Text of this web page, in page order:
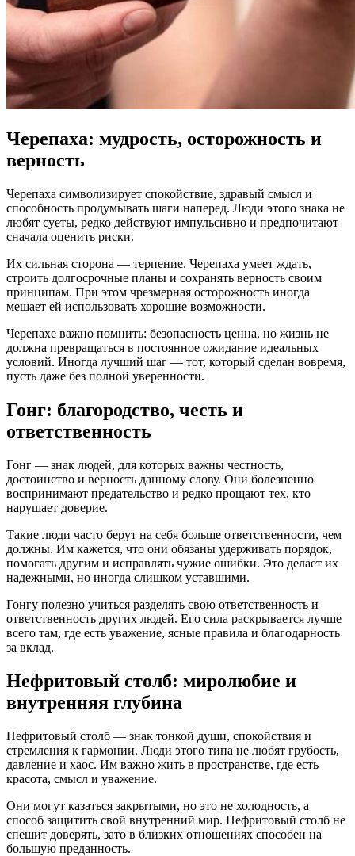
Черепаха: мудрость, осторожность и
верность
Черепаха символизирует спокойствие, здравый смысл и
способность продумывать шаги наперед. Люди этого знака не
любят суеты, редко действуют импульсивно и предпочитают
сначала оценить риски.
Их сильная сторона — терпение. Черепаха умеет ждать,
строить долгосрочные планы и сохранять верность своим
принципам. При этом чрезмерная осторожность иногда
мешает ей использовать хорошие возможности.
Черепахе важно помнить: безопасность ценна, но жизнь не
должна превращаться в постоянное ожидание идеальных
условий. Иногда лучший шаг — тот, который сделан вовремя,
пусть даже без полной уверенности.
Гонг: благородство, честь и
ответственность
Гонг — знак людей, для которых важны честность,
достоинство и верность данному слову. Они болезненно
воспринимают предательство и редко прощают тех, кто
нарушает доверие.
Такие люди часто берут на себя больше ответственности, чем
должны. Им кажется, что они обязаны удерживать порядок,
помогать другим и исправлять чужие ошибки. Это делает их
надежными, но иногда слишком уставшими.
Гонгу полезно учиться разделять свою ответственность и
ответственность других людей. Его сила раскрывается лучше
всего там, где есть уважение, ясные правила и благодарность
за вклад.
Нефритовый столб: миролюбие и
внутренняя глубина
Нефритовый столб — знак тонкой души, спокойствия и
стремления к гармонии. Люди этого типа не любят грубость,
давление и хаос. Им важно жить в пространстве, где есть
красота, смысл и уважение.
Они могут казаться закрытыми, но это не холодность, а
способ защитить свой внутренний мир. Нефритовый столб не
спешит доверять, зато в близких отношениях способен на
большую преданность.